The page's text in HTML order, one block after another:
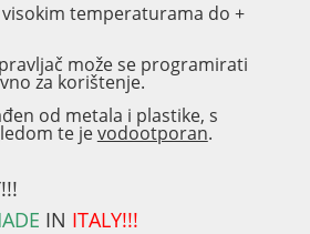
temperaturama do +
može se programirati
za korištenje.
od metala i plastike, s
te jevodootporan.
IN ITALY!!!